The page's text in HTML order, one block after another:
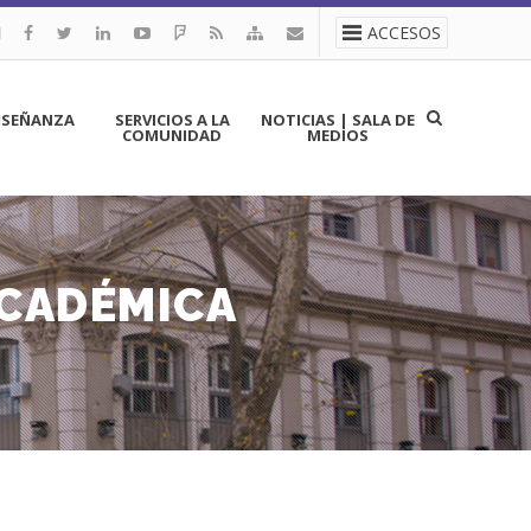
ACCESOS
SERVICIOS A LA
COMUNIDAD
NOTICIAS | SALA DE
MEDIOS